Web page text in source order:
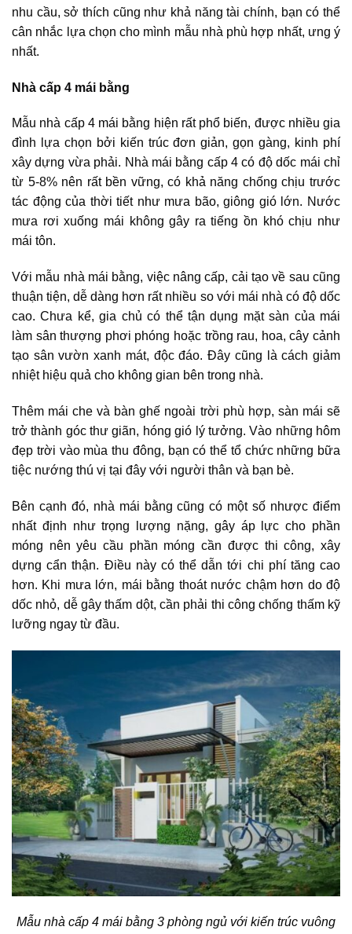
nhu cầu, sở thích cũng như khả năng tài chính, bạn có thể
cân nhắc lựa chọn cho mình mẫu nhà phù hợp nhất, ưng ý
nhất.
Nhà cấp 4 mái bằng
Mẫu nhà cấp 4 mái bằng hiện rất phổ biến, được nhiều gia
đình lựa chọn bởi kiến trúc đơn giản, gọn gàng, kinh phí
xây dựng vừa phải. Nhà mái bằng cấp 4 có độ dốc mái chỉ
từ 5-8% nên rất bền vững, có khả năng chống chịu trước
tác động của thời tiết như mưa bão, giông gió lớn. Nước
mưa rơi xuống mái không gây ra tiếng ồn khó chịu như
mái tôn.
Với mẫu nhà mái bằng, việc nâng cấp, cải tạo về sau cũng
thuận tiện, dễ dàng hơn rất nhiều so với mái nhà có độ dốc
cao. Chưa kể, gia chủ có thể tận dụng mặt sàn của mái
làm sân thượng phơi phóng hoặc trồng rau, hoa, cây cảnh
tạo sân vườn xanh mát, độc đáo. Đây cũng là cách giảm
nhiệt hiệu quả cho không gian bên trong nhà.
Thêm mái che và bàn ghế ngoài trời phù hợp, sàn mái sẽ
trở thành góc thư giãn, hóng gió lý tưởng. Vào những hôm
đẹp trời vào mùa thu đông, bạn có thể tổ chức những bữa
tiệc nướng thú vị tại đây với người thân và bạn bè.
Bên cạnh đó, nhà mái bằng cũng có một số nhược điểm
nhất định như trọng lượng nặng, gây áp lực cho phần
móng nên yêu cầu phần móng cần được thi công, xây
dựng cẩn thận. Điều này có thể dẫn tới chi phí tăng cao
hơn. Khi mưa lớn, mái bằng thoát nước chậm hơn do độ
dốc nhỏ, dễ gây thấm dột, cần phải thi công chống thấm kỹ
lưỡng ngay từ đầu.
Mẫu nhà cấp 4 mái bằng 3 phòng ngủ với kiến trúc vuông